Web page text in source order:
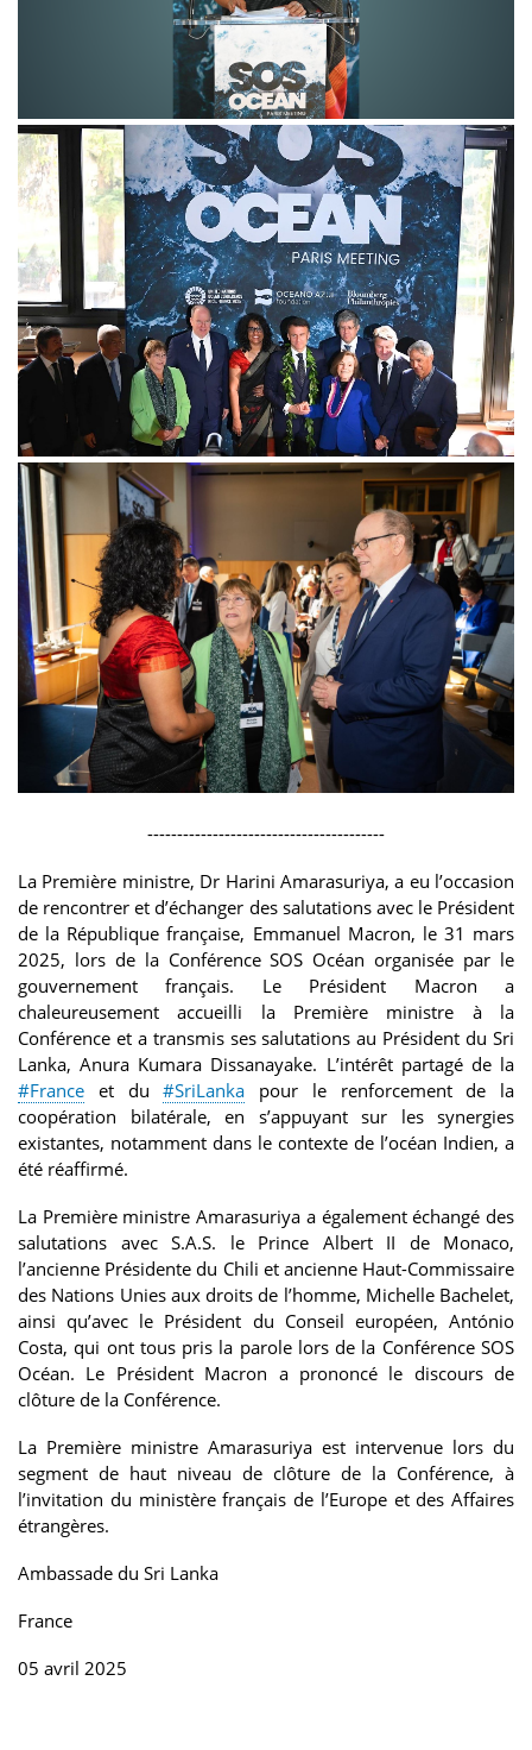
----------------------------------------
La Première ministre, Dr Harini Amarasuriya, a eu l’occasion
de rencontrer et d’échanger des salutations avec le Président
de la République française, Emmanuel Macron, le 31 mars
2025, lors de la Conférence SOS Océan organisée par le
gouvernement français. Le Président Macron a
chaleureusement accueilli la Première ministre à la
Conférence et a transmis ses salutations au Président du Sri
Lanka, Anura Kumara Dissanayake. L’intérêt partagé de la
#France et du#SriLanka pour le renforcement de la
coopération bilatérale, en s’appuyant sur les synergies
existantes, notamment dans le contexte de l’océan Indien, a
été réaffirmé.
La Première ministre Amarasuriya a également échangé des
salutations avec S.A.S. le Prince Albert II de Monaco,
l’ancienne Présidente du Chili et ancienne Haut-Commissaire
des Nations Unies aux droits de l’homme, Michelle Bachelet,
ainsi qu’avec le Président du Conseil européen, António
Costa, qui ont tous pris la parole lors de la Conférence SOS
Océan. Le Président Macron a prononcé le discours de
clôture de la Conférence.
La Première ministre Amarasuriya est intervenue lors du
segment de haut niveau de clôture de la Conférence, à
l’invitation du ministère français de l’Europe et des Affaires
étrangères.
Ambassade du Sri Lanka
France
05 avril 2025